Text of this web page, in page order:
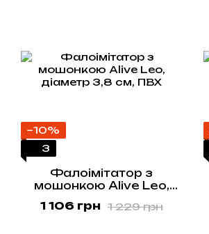
−10%
3
Фалоімітатор з
мошонкою Alive Leo,
1 229 грн
1 106 грн